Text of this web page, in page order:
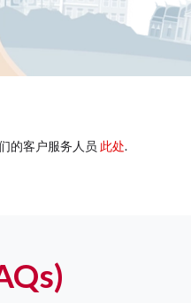
的客户服务人员 此处.